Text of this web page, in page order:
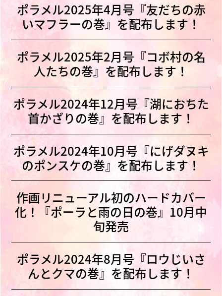
ポラメル2025年4月号『友だちの赤
いマフラーの巻』を配布します！
ポラメル2025年2月号『コボ村の名
人たちの巻』を配布します！
ポラメル2024年12月号『湖におちた
首かざりの巻』を配布します！
ポラメル2024年10月号『にげダヌキ
のポンスケの巻』を配布します！
作画リニューアル初のハードカバー
化！『ポーラと雨の日の巻』10月中
旬発売
ポラメル2024年8月号『ロウじいさ
んとクマの巻』を配布します！